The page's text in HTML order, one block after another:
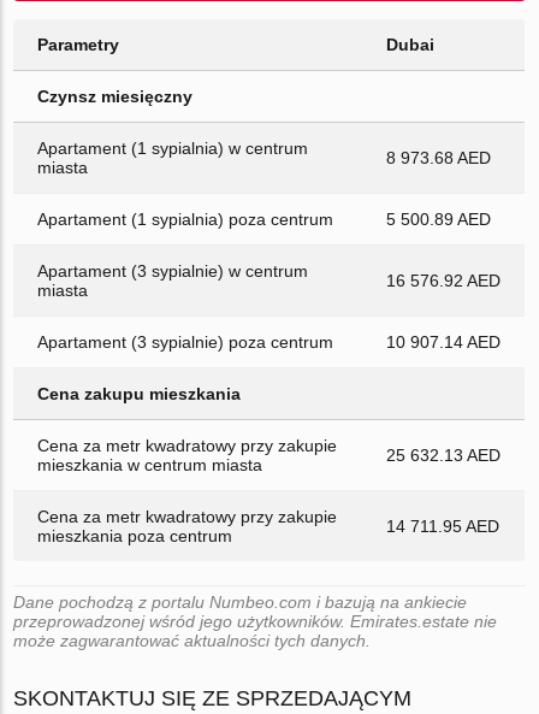
Parametry Dubai
Czynsz miesięczny
Apartament (1 sypialnia) w centrum
miasta
8 973.68 AED
Apartament (1 sypialnia) poza centrum 5 500.89 AED
Apartament (3 sypialnie) w centrum
miasta
16 576.92 AED
Apartament (3 sypialnie) poza centrum 10 907.14 AED
Cena zakupu mieszkania
Cena za metr kwadratowy przy zakupie
mieszkania w centrum miasta
25 632.13 AED
Cena za metr kwadratowy przy zakupie
mieszkania poza centrum
14 711.95 AED
Dane pochodzą z portalu Numbeo.com i bazują na ankiecie
przeprowadzonej wśród jego użytkowników. Emirates.estate nie
może zagwarantować aktualności tych danych.
SKONTAKTUJ SIĘ ZE SPRZEDAJĄCYM